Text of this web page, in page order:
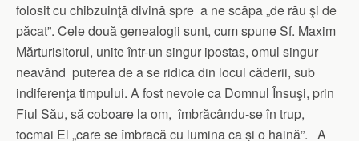
folosit cu chibzuinţă divină spre a ne scăpa „de rău şi de
păcat”. Cele două genealogii sunt, cum spune Sf. Maxim
Mărturisitorul, unite într-un singur ipostas, omul singur
neavând puterea de a se ridica din locul căderii, sub
indiferenţa timpului. A fost nevoie ca Domnul Însuşi, prin
Fiul Său, să coboare la om, îmbrăcându-se în trup,
tocmai El „care se îmbracă cu lumina ca şi o haină”. A